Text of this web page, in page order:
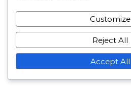
Customize
Reject All
Accept All